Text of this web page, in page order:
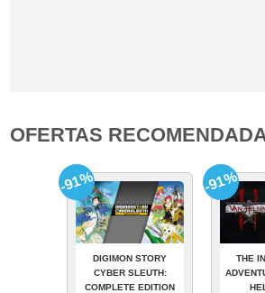
OFERTAS
DIGIMON STORY
CYBER SLEUTH:
COMPLETE EDITION
-91%
THE
-91%